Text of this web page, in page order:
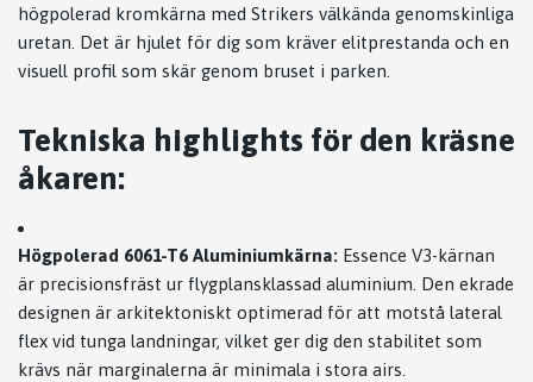
högpolerad kromkärna med Strikers välkända genomskinliga
uretan. Det är hjulet för dig som kräver elitprestanda och en
visuell profil som skär genom bruset i parken.
Tekniska highlights för den kräsne
åkaren:
Högpolerad 6061-T6 Aluminiumkärna: Essence V3-kärnan
är precisionsfräst ur flygplansklassad aluminium. Den ekrade
designen är arkitektoniskt optimerad för att motstå lateral
flex vid tunga landningar, vilket ger dig den stabilitet som
krävs när marginalerna är minimala i stora airs.